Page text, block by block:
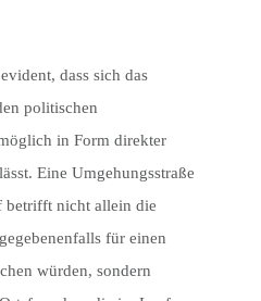
dass sich das
politischen
in Form direkter
Eine Umgehungsstraße
betrifft nicht allein die
für einen
würden, sondern